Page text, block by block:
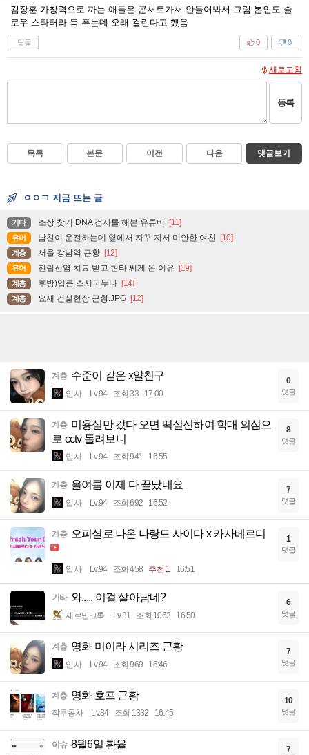
김장훈 가창력으로 까는 애들은 콘서트가서 안들어봐서 그럼 본인도 슬
로우 스타터라 목 푸는데 오래 걸린다고 했음
답글 0
0
새로고침
등록
목록 본문 이전 다음 댓글보기
ㅇㅇㄱ 지금 뜨는 글
기타 조상 찾기 DNA 검사를 해본 유튜버 [11]
유머 남친이 운전하는데 옆에서 자꾸 자서 미안한 여친 [10]
계층 서울 강남역 근황 [12]
유머 전립선염 치료 받고 현타 씨게 온 이유 [19]
계층 후방)입큰 스시국누나 [14]
계층 요새 건설현장 근황.JPG [12]
계층 수준이 같은 x알친구
입사 Lv.94 조회 33 17:00
0
댓글
계층 미용실만 갔다 오면 떡실신하여 학대 의심으
로 cctv 돌려보니
입사 Lv.94 조회 941 16:55
8
댓글
계층 올여름 이제 다 끝났네요
입사 Lv.94 조회 692 16:52
7
댓글
계층 오피셜로 나온 나랑드 사이다 x 카사베르디
입사 Lv.94 조회 458 추천 1 16:51
1
댓글
기타 와..... 이걸 살아남네?
제르만크록 Lv.81 조회 1063 16:50
6
댓글
계층 영화 미이라 시리즈 근황
입사 Lv.94 조회 969 16:46
7
댓글
계층 영화 호프 근황
작두콩차 Lv.84 조회 1332 16:45
10
댓글
이슈 8월6일 환율 7